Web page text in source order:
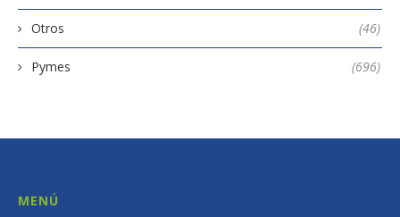
Otros (46)
Pymes (696)
MENÚ